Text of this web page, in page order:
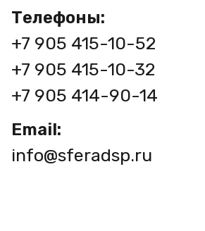
Телефоны:
+7 905 415-10-52
+7 905 415-10-32
+7 905 414-90-14
Email:
info@sferadsp.ru